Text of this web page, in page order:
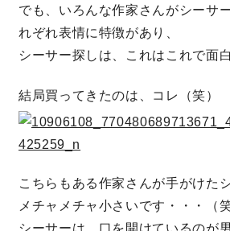
でも、いろんな作家さんがシーサ
れぞれ表情に特徴があり、
シーサー探しは、これはこれで面
結局買ってきたのは、コレ（笑）
こちらもある作家さんが手がけた
メチャメチャ小さいです・・・（笑
シーサーは、口を開けているのが